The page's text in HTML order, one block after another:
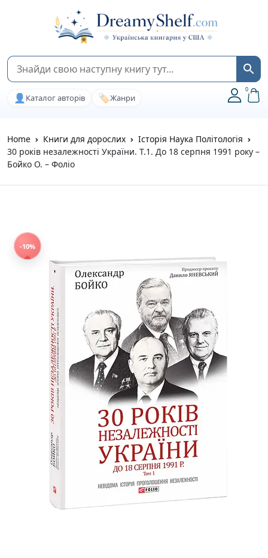
👤 Каталог авторів 🏷️Жанри
0
Home Книги для дорослих
Історія Наука Політологія
30 років незалежності України. Т.1. До 18 серпня 1991 року –
Бойко О. – Фоліо
-10%